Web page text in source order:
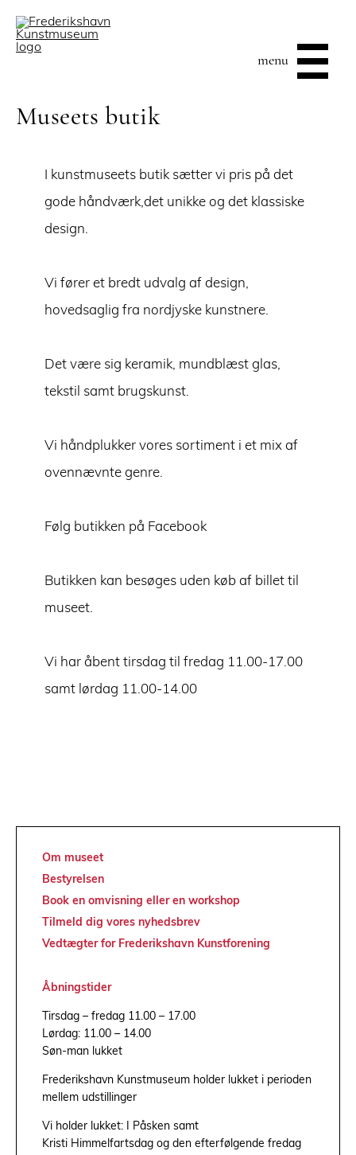
menu
Museets butik
I kunstmuseets butik sætter vi pris på det
gode håndværk,det unikke og det klassiske
design.
Vi fører et bredt udvalg af design,
hovedsaglig fra nordjyske kunstnere.
Det være sig keramik, mundblæst glas,
tekstil samt brugskunst.
Vi håndplukker vores sortiment i et mix af
ovennævnte genre.
Følg butikken på Facebook
Butikken kan besøges uden køb af billet til
museet.
Vi har åbent tirsdag til fredag 11.00-17.00
samt lørdag 11.00-14.00
Om museet
Bestyrelsen
Book en omvisning eller en workshop
Tilmeld dig vores nyhedsbrev
Vedtægter for Frederikshavn Kunstforening
Åbningstider
Tirsdag – fredag 11.00 – 17.00
Lørdag: 11.00 – 14.00
Søn-man lukket
Frederikshavn Kunstmuseum holder lukket i perioden
mellem udstillinger
Vi holder lukket: I Påsken samt
Kristi Himmelfartsdag og den efterfølgende fredag